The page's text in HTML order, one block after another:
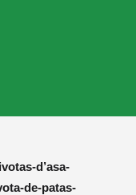
d’asa-
de-patas-